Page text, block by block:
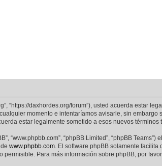
“https://daxhordes.org/forum”), usted acuerda estar
momento e intentaríamos avisarle, sin
estar legalmente sometido a esos nuevos términos
“www.phpbb.com”, “phpBB Limited”, “phpBB
www.phpbb.com . El software phpBB solamente
Para más información sobre phpBB, por